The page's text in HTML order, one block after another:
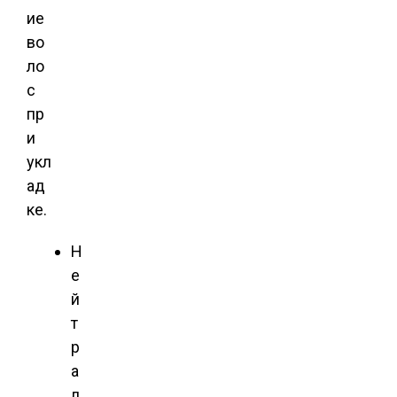
ие
во
ло
с
пр
и
укл
ад
ке.
Н
е
й
т
р
а